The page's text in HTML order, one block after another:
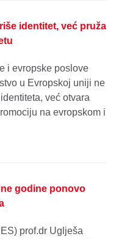
identitet, već pruža
i evropske poslove
u Evropskoj uniji ne
već otvara
na evropskom i
godine ponovo
prof.dr Uglješa